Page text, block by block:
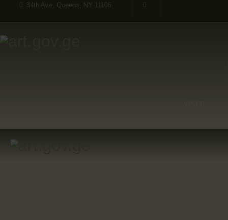
34th Ave, Queens, NY 11106